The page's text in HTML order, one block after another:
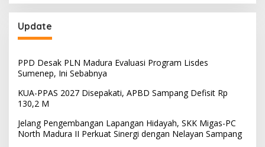
Update
PPD Desak PLN Madura Evaluasi Program Lisdes
Sumenep, Ini Sebabnya
KUA-PPAS 2027 Disepakati, APBD Sampang Defisit Rp
130,2 M
Jelang Pengembangan Lapangan Hidayah, SKK Migas-PC
North Madura II Perkuat Sinergi dengan Nelayan Sampang